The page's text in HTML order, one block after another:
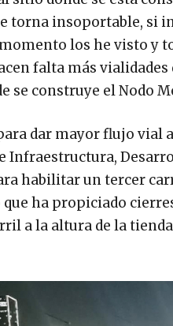
torna insoportable,
los he visto y
falta más vialidades
se construye el Nodo
dar mayor flujo vial
Infraestructura,
habilitar un tercer
ha propiciado
a la altura de la tienda